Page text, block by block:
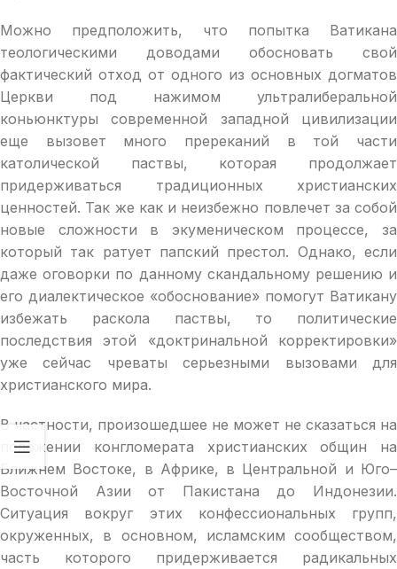
Можно предположить, что попытка Ватикана
теологическими доводами обосновать свой
фактический отход от одного из основных догматов
Церкви под нажимом ультралиберальной
коньюнктуры современной западной цивилизации
еще вызовет много пререканий в той части
католической паствы, которая продолжает
придерживаться традиционных христианских
ценностей. Так же как и неизбежно повлечет за собой
новые сложности в экуменическом процессе, за
который так ратует папский престол. Однако, если
даже оговорки по данному скандальному решению и
его диалектическое «обоснование» помогут Ватикану
избежать раскола паствы, то политические
последствия этой «доктринальной корректировки»
уже сейчас чреваты серьезными вызовами для
христианского мира.
В частности, произошедшее не может не сказаться на
положении конгломерата христианских общин на
Ближнем Востоке, в Африке, в Центральной и Юго–
Восточной Азии от Пакистана до Индонезии.
Ситуация вокруг этих конфессиональных групп,
окруженных, в основном, исламским сообществом,
часть которого придерживается радикальных